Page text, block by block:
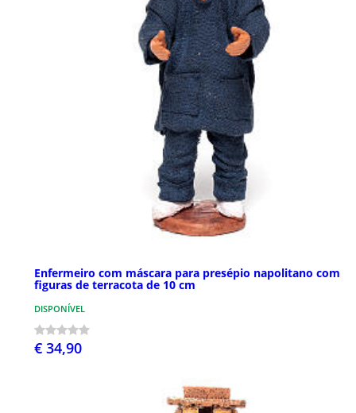
Enfermeiro com máscara para presépio napolitano com
figuras de terracota de 10 cm
DISPONÍVEL
€ 34,90